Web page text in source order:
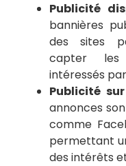
Publicité
bannières
des sites
capter les
intéressés
Publicité
annonces
comme
permettant
des intérêts